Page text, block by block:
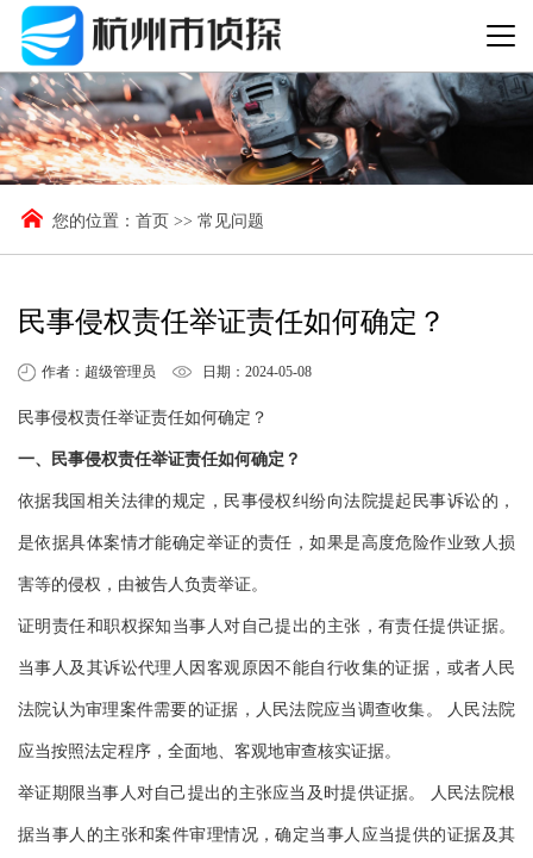
您的位置： 首页 >> 常见问题
民事侵权责任举证责任如何确定？
作者：超级管理员 日期：2024-05-08
民事侵权责任举证责任如何确定？
一、民事侵权责任举证责任如何确定？
依据我国相关法律的规定，民事侵权纠纷向法院提起民事诉讼的，
是依据具体案情才能确定举证的责任，如果是高度危险作业致人损
害等的侵权，由被告人负责举证。
证明责任和职权探知当事人对自己提出的主张，有责任提供证据。
当事人及其诉讼代理人因客观原因不能自行收集的证据，或者人民
法院认为审理案件需要的证据，人民法院应当调查收集。 人民法院
应当按照法定程序，全面地、客观地审查核实证据。
举证期限当事人对自己提出的主张应当及时提供证据。 人民法院根
据当事人的主张和案件审理情况，确定当事人应当提供的证据及其